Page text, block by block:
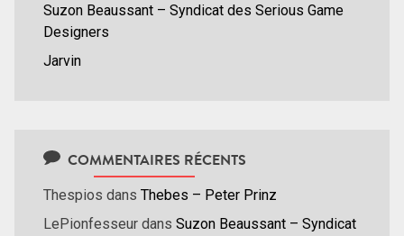
Suzon Beaussant – Syndicat des Serious Game
Designers
Jarvin
COMMENTAIRES RÉCENTS
Thespios dans Thebes – Peter Prinz
LePionfesseur dans Suzon Beaussant – Syndicat